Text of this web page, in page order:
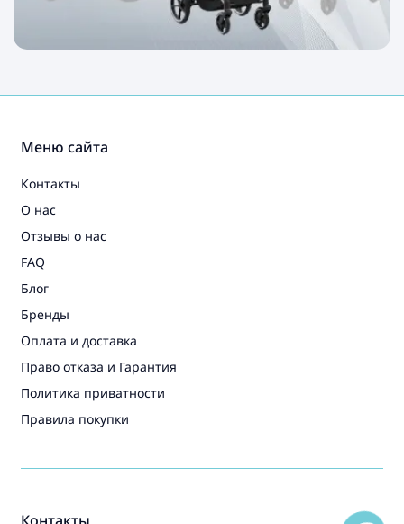
Меню сайта
Контакты
О нас
Отзывы о нас
FAQ
Блог
Бренды
Оплата и доставка
Право отказа и Гарантия
Политика приватности
Правила покупки